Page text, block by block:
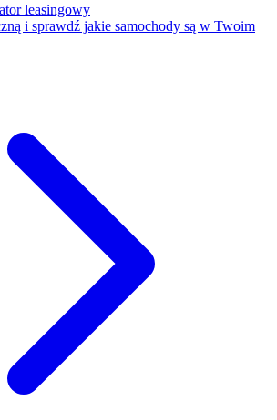
leasingowy
i sprawdź jakie samochody są w Twoim